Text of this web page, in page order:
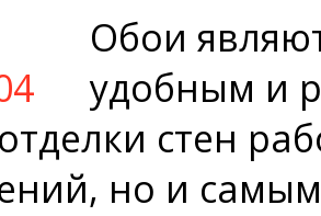
Обои
удобным и
стен
но и